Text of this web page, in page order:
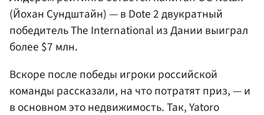
(Йохан Сундштайн) — в Dote 2 двукратный
победитель The International из Дании выиграл
более $7 млн.
Вскоре после победы игроки российской
команды рассказали, на что потратят приз, — и
в основном это недвижимость. Так, Yatoro